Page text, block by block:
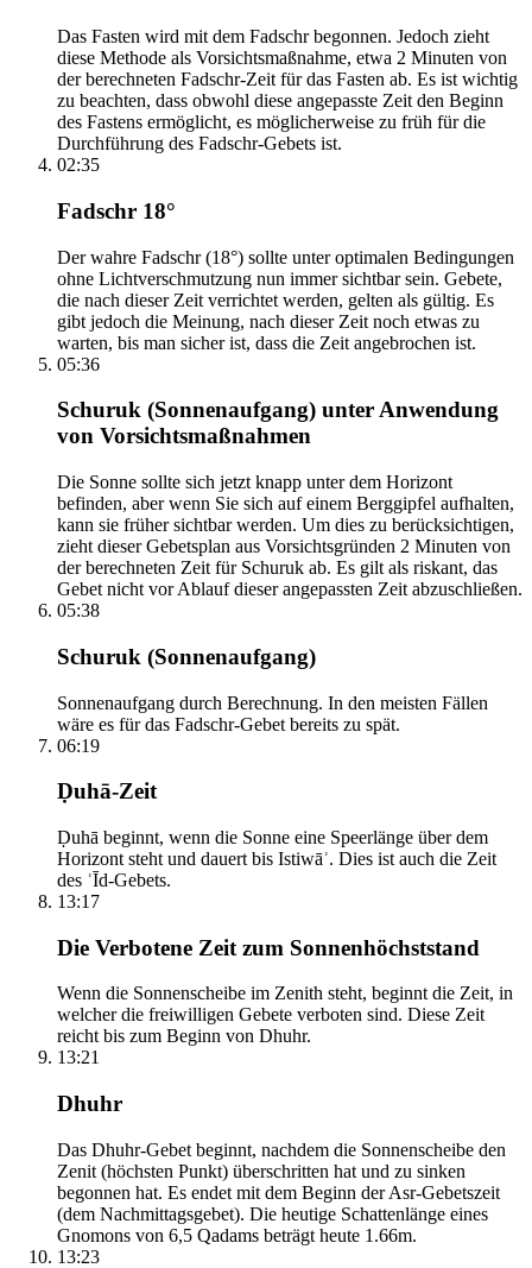
Das Fasten wird mit dem Fadschr begonnen. Jedoch zieht
diese Methode als Vorsichtsmaßnahme, etwa 2 Minuten von
der berechneten Fadschr-Zeit für das Fasten ab. Es ist wichtig
zu beachten, dass obwohl diese angepasste Zeit den Beginn
des Fastens ermöglicht, es möglicherweise zu früh für die
Durchführung des Fadschr-Gebets ist.
02:35
Fadschr 18°
Der wahre Fadschr (18°) sollte unter optimalen Bedingungen
ohne Lichtverschmutzung nun immer sichtbar sein. Gebete,
die nach dieser Zeit verrichtet werden, gelten als gültig. Es
gibt jedoch die Meinung, nach dieser Zeit noch etwas zu
warten, bis man sicher ist, dass die Zeit angebrochen ist.
05:36
Schuruk (Sonnenaufgang) unter Anwendung
von Vorsichtsmaßnahmen
Die Sonne sollte sich jetzt knapp unter dem Horizont
befinden, aber wenn Sie sich auf einem Berggipfel aufhalten,
kann sie früher sichtbar werden. Um dies zu berücksichtigen,
zieht dieser Gebetsplan aus Vorsichtsgründen 2 Minuten von
der berechneten Zeit für Schuruk ab. Es gilt als riskant, das
Gebet nicht vor Ablauf dieser angepassten Zeit abzuschließen.
05:38
Schuruk (Sonnenaufgang)
Sonnenaufgang durch Berechnung. In den meisten Fällen
wäre es für das Fadschr-Gebet bereits zu spät.
06:19
Ḍuhā-Zeit
Ḍuhā beginnt, wenn die Sonne eine Speerlänge über dem
Horizont steht und dauert bis Istiwāʾ. Dies ist auch die Zeit
des ʿĪd-Gebets.
13:17
Die Verbotene Zeit zum Sonnenhöchststand
Wenn die Sonnenscheibe im Zenith steht, beginnt die Zeit, in
welcher die freiwilligen Gebete verboten sind. Diese Zeit
reicht bis zum Beginn von Dhuhr.
13:21
Dhuhr
Das Dhuhr-Gebet beginnt, nachdem die Sonnenscheibe den
Zenit (höchsten Punkt) überschritten hat und zu sinken
begonnen hat. Es endet mit dem Beginn der Asr-Gebetszeit
(dem Nachmittagsgebet). Die heutige Schattenlänge eines
Gnomons von 6,5 Qadams beträgt heute 1.66m.
13:23